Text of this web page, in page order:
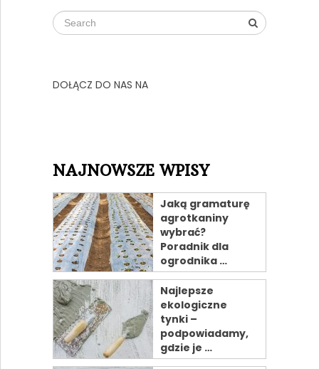
DOŁĄCZ DO NAS NA
NAJNOWSZE WPISY
Jaką gramaturę
agrotkaniny
wybrać?
Poradnik dla
ogrodnika …
Najlepsze
ekologiczne
tynki –
podpowiadamy,
gdzie je …